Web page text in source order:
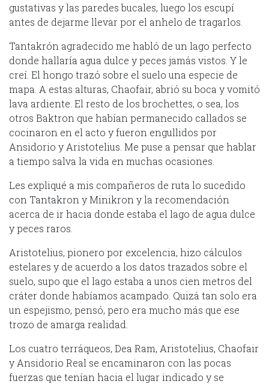
gustativas y las paredes bucales, luego los escupí
antes de dejarme llevar por el anhelo de tragarlos.
Tantakrón agradecido me habló de un lago perfecto
donde hallaría agua dulce y peces jamás vistos. Y le
creí. El hongo trazó sobre el suelo una especie de
mapa. A estas alturas, Chaofair, abrió su boca y vomitó
lava ardiente. El resto de los brochettes, o sea, los
otros Baktron que habían permanecido callados se
cocinaron en el acto y fueron engullidos por
Ansidorio y Aristotelius. Me puse a pensar que hablar
a tiempo salva la vida en muchas ocasiones.
Les expliqué a mis compañeros de ruta lo sucedido
con Tantakron y Minikron y la recomendación
acerca de ir hacia donde estaba el lago de agua dulce
y peces raros.
Aristotelius, pionero por excelencia, hizo cálculos
estelares y de acuerdo a los datos trazados sobre el
suelo, supo que el lago estaba a unos cien metros del
cráter donde habíamos acampado. Quizá tan solo era
un espejismo, pensó, pero era mucho más que ese
trozo de amarga realidad.
Los cuatro terráqueos, Dea Ram, Aristotelius, Chaofair
y Ansidorio Real se encaminaron con las pocas
fuerzas que tenían hacia el lugar indicado y se